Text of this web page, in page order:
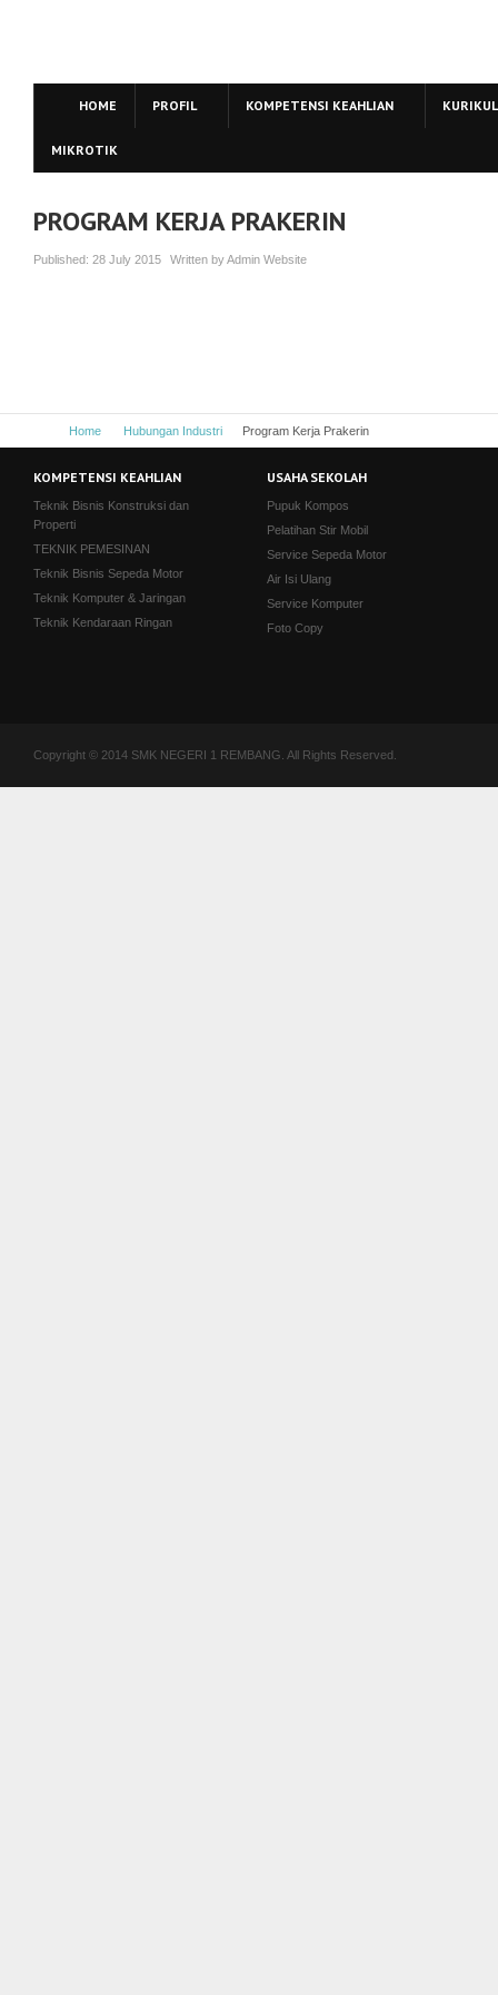
HOME PROFIL KOMPETENSI KEAHLIAN
MIKROTIK
PROGRAM KERJA PRAKERIN
Published: 28 July 2015 Written byAdmin Website
Home Hubungan Industri Program Kerja Prakerin
KOMPETENSI KEAHLIAN
Teknik Bisnis Konstruksi dan
Properti
TEKNIK PEMESINAN
Teknik Bisnis Sepeda Motor
Teknik Komputer & Jaringan
Teknik Kendaraan Ringan
USAHA SEKOLAH
Pupuk Kompos
Pelatihan Stir Mobil
Service Sepeda Motor
Air Isi Ulang
Service Komputer
Foto Copy
Copyright © 2014 SMK NEGERI 1 REMBANG. All Rights Reserved.